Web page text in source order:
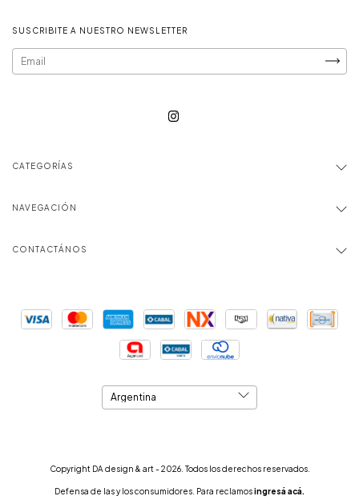
SUSCRIBITE A NUESTRO NEWSLETTER
CATEGORÍAS
NAVEGACIÓN
CONTACTÁNOS
Copyright DA design & art - 2026. Todos los derechos reservados.
Defensa de las y los consumidores. Para reclamosingresá acá.